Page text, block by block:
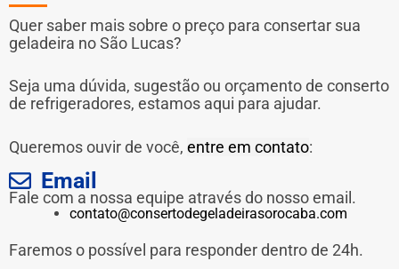
Quer saber mais sobre o preço para consertar sua
geladeira no São Lucas?
Seja uma dúvida, sugestão ou orçamento de conserto
de refrigeradores, estamos aqui para ajudar.
Queremos ouvir de você, entre em contato:
Email
Fale com a nossa equipe através do nosso email.
contato@consertodegeladeirasorocaba.com
Faremos o possível para responder dentro de 24h.